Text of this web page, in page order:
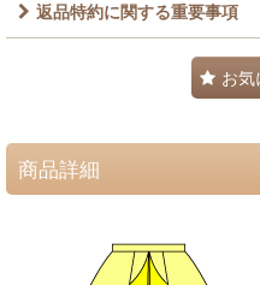
返品特約に関する重要事項
お気
商品詳細